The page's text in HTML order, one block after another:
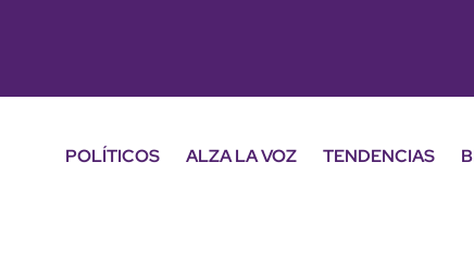
POLÍTICOS ALZA LA VOZ TENDENCIAS